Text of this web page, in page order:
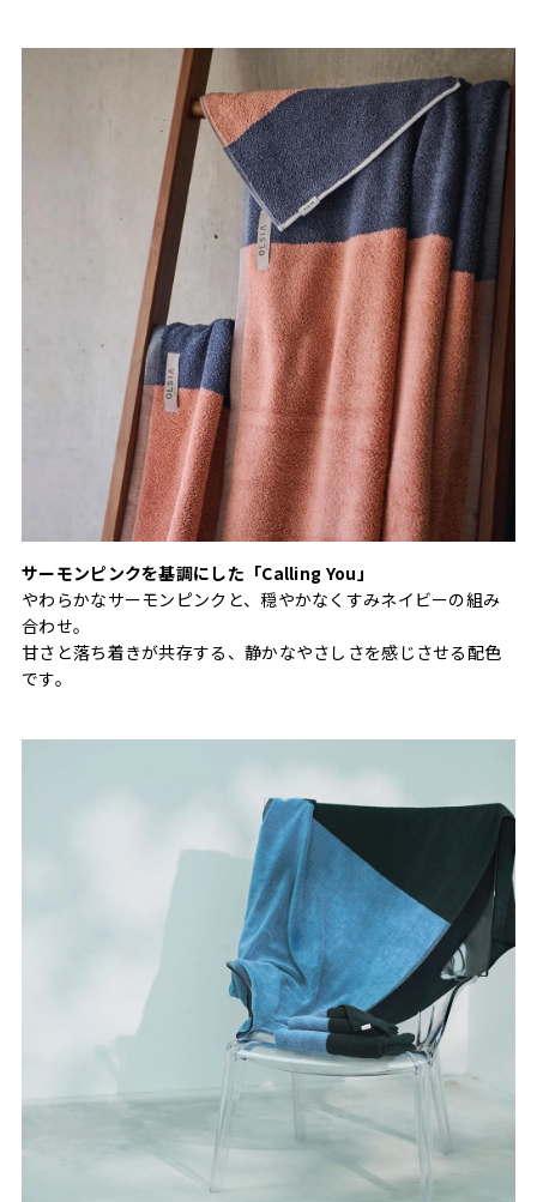
サーモンピンクを基調にした「Calling You」
やわらかなサーモンピンクと、穏やかなくすみネイビーの組み
合わせ。
甘さと落ち着きが共存する、静かなやさしさを感じさせる配色
です。